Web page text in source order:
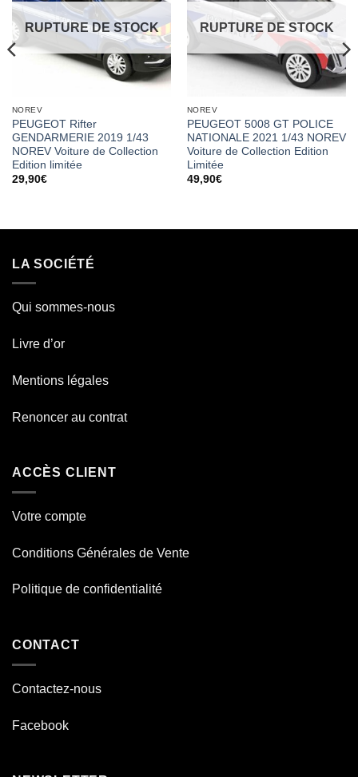
RUPTURE DE STOCK
NOREV
PEUGEOT Rifter
GENDARMERIE 2019 1/43
NOREV Voiture de Collection
Edition limitée
29,90€
RUPTURE DE STOCK
NOREV
PEUGEOT 5008 GT POLICE
NATIONALE 2021 1/43 NOREV
Voiture de Collection Edition
Limitée
49,90€
LA SOCIÉTÉ
Qui sommes-nous
Livre d’or
Mentions légales
Renoncer au contrat
ACCÈS CLIENT
Votre compte
Conditions Générales de Vente
Politique de confidentialité
CONTACT
Contactez-nous
Facebook